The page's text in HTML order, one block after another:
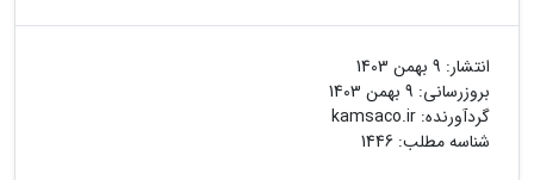
انتشار: 9 بهمن 1403
بروزرسانی: 9 بهمن 1403
گردآورنده: kamsaco.ir
شناسه مطلب: 1446